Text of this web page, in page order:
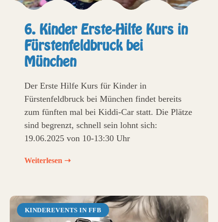
6. Kinder Erste-Hilfe Kurs in
Fürstenfeldbruck bei
München
Der Erste Hilfe Kurs für Kinder in
Fürstenfeldbruck bei München findet bereits
zum fünften mal bei Kiddi-Car statt. Die Plätze
sind begrenzt, schnell sein lohnt sich:
19.06.2025 von 10-13:30 Uhr
Weiterlesen ➝
KINDEREVENTS IN FFB